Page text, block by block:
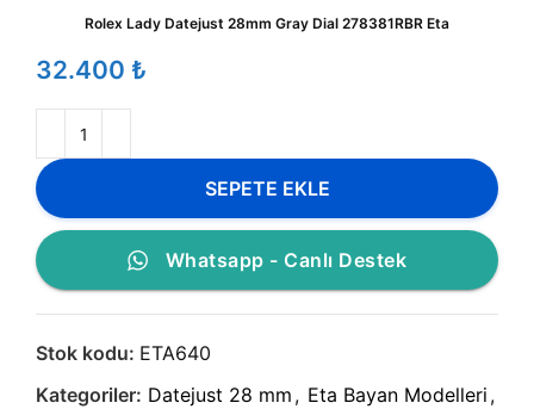
Rolex Lady Datejust 28mm Gray Dial 278381RBR Eta
₺
SEPETE EKLE
Whatsapp - Canlı Destek
Stok kodu: ETA640
Kategoriler: Datejust 28 mm , Eta Bayan Modelleri ,